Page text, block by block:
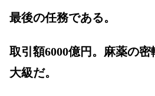
最後の任務である。
取引額6000億円。麻薬の
大級だ。